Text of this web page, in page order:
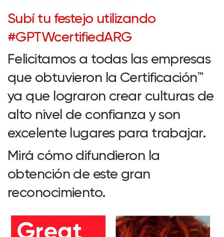
Subí tu festejo utilizando
#GPTWcertifiedARG
Felicitamos a todas las empresas
que obtuvieron la Certificación™
ya que lograron crear culturas de
alto nivel de confianza y son
excelente lugares para trabajar.
Mirá cómo difundieron la
obtención de este gran
reconocimiento.